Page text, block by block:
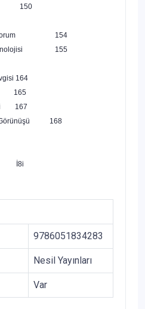
150
Tanıyorum 154
Kronolojisi 155
164
165
167
Görünüşü 168
İ8i
9786051834283
Nesil Yayınları
Var